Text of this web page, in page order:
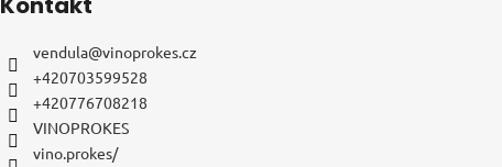
vendula@vinoprokes.cz
+420703599528
+420776708218
VINOPROKES
vino.prokes/